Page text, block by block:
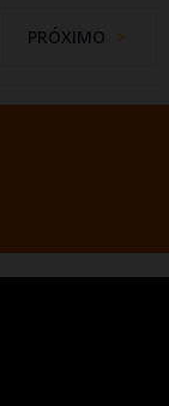
PRÓXIMO